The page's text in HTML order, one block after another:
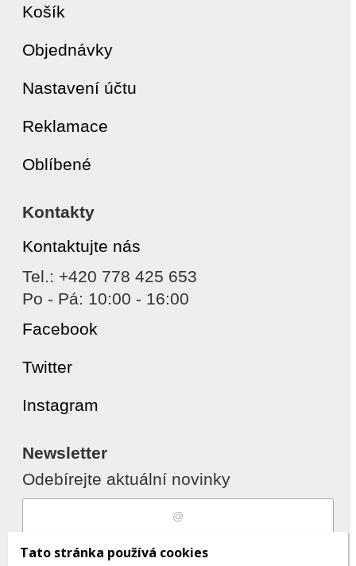
Košík
Objednávky
Nastavení účtu
Reklamace
Oblíbené
Kontakty
Kontaktujte nás
Tel.: +420 778 425 653
Po - Pá: 10:00 - 16:00
Facebook
Twitter
Instagram
Newsletter
Odebírejte aktuální novinky
Souhlasím szpracováním osobních
Tato stránka používá cookies